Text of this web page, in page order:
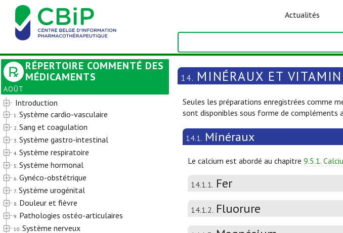
Actualités
RÉPERTOIRE COMMENTÉ DES
MÉDICAMENTS
AOÛT
Introduction
1. Système cardio-vasculaire
2. Sang et coagulation
3. Système gastro-intestinal
4. Système respiratoire
5. Système hormonal
6. Gynéco-obstétrique
7. Système urogénital
8. Douleur et fièvre
9. Pathologies ostéo-articulaires
10. Système nerveux
14. MINÉRAUX ET
Seules les préparations enregistrées comme
sont disponibles sous forme de compléments
14.1. Minéraux
Le calcium est abordé au chapitre 9.5.1.
14.1.1. Fer
14.1.2. Fluorure